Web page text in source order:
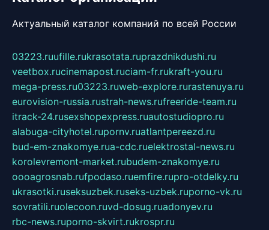
Актуальный каталог компаний по всей России
03223.ruufille.rukrasotata.ruprazdnikdushi.ru
veetbox.rucinemapost.ruciam-fr.rukraft-you.ru
mega-press.ru03223.ruweb-explore.rurastenuya.ru
eurovision-russia.rustrah-news.rufreeride-team.ru
itrack-24.rusexshopexpress.ruautostudiopro.ru
alabuga-cityhotel.rupornv.ruatlantpereezd.ru
bud-em-znakomye.rua-cdc.ruelektrostal-news.ru
korolevremont-market.rubudem-znakomye.ru
oooagrosnab.rufpodaso.ruemfire.rupro-otdelky.ru
ukrasotki.ruseksuzbek.ruseks-uzbek.ruporno-vk.ru
sovratili.ruolecoon.ruvd-dosug.ruadonyev.ru
rbc-news.ruporno-skvirt.rukrospr.ru